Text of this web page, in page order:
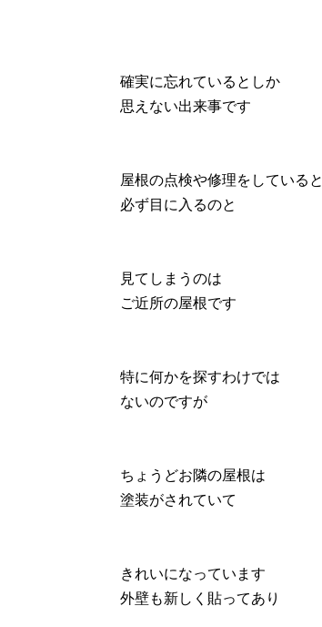
確実に忘れているとしか
思えない出来事です
屋根の点検や修理をしていると
必ず目に入るのと
見てしまうのは
ご近所の屋根です
特に何かを探すわけでは
ないのですが
ちょうどお隣の屋根は
塗装がされていて
きれいになっています
外壁も新しく貼ってあり